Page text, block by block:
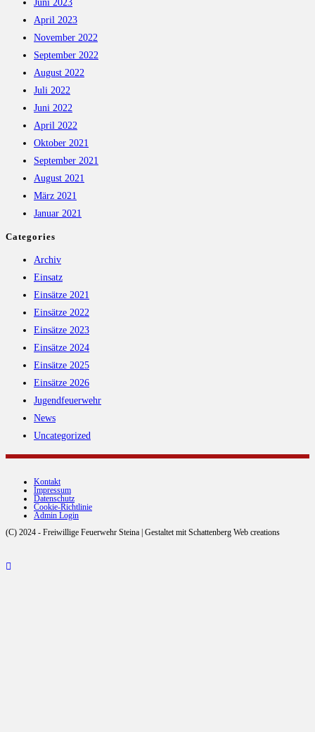
Juni 2023
April 2023
November 2022
September 2022
August 2022
Juli 2022
Juni 2022
April 2022
Oktober 2021
September 2021
August 2021
März 2021
Januar 2021
Categories
Archiv
Einsatz
Einsätze 2021
Einsätze 2022
Einsätze 2023
Einsätze 2024
Einsätze 2025
Einsätze 2026
Jugendfeuerwehr
News
Uncategorized
Kontakt
Impressum
Datenschutz
Cookie-Richtlinie
Admin Login
(C) 2024 - Freiwillige Feuerwehr Steina | Gestaltet mit Schattenberg Web creations